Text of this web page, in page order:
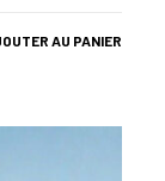
AU PANIER